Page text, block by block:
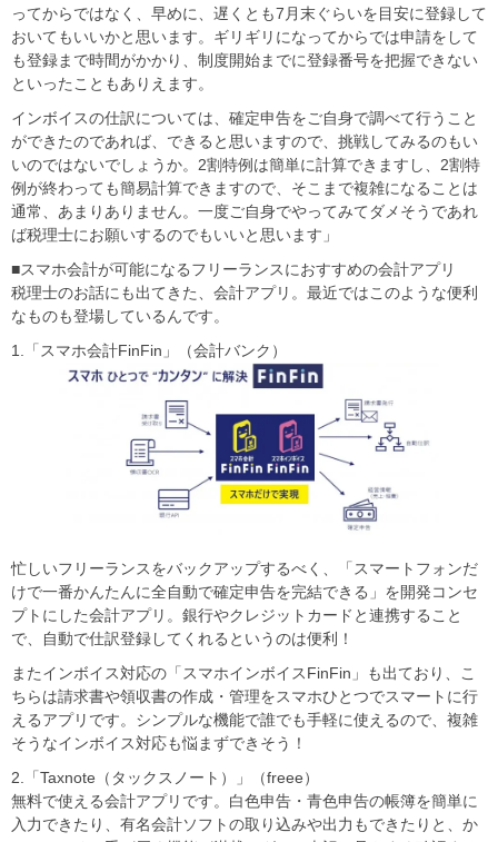
ってからではなく、早めに、遅くとも7月末ぐらいを目安に登録して
おいてもいいかと思います。ギリギリになってからでは申請をして
も登録まで時間がかかり、制度開始までに登録番号を把握できない
といったこともありえます。
インボイスの仕訳については、確定申告をご自身で調べて行うこと
ができたのであれば、できると思いますので、挑戦してみるのもい
いのではないでしょうか。2割特例は簡単に計算できますし、2割特
例が終わっても簡易計算できますので、そこまで複雑になることは
通常、あまりありません。一度ご自身でやってみてダメそうであれ
ば税理士にお願いするのでもいいと思います」
■スマホ会計が可能になるフリーランスにおすすめの会計アプリ
税理士のお話にも出てきた、会計アプリ。最近ではこのような便利
なものも登場しているんです。
1.「スマホ会計FinFin」（会計バンク）
忙しいフリーランスをバックアップするべく、「スマートフォンだ
けで一番かんたんに全自動で確定申告を完結できる」を開発コンセ
プトにした会計アプリ。銀行やクレジットカードと連携すること
で、自動で仕訳登録してくれるというのは便利！
またインボイス対応の「スマホインボイスFinFin」も出ており、こ
ちらは請求書や領収書の作成・管理をスマホひとつでスマートに行
えるアプリです。シンプルな機能で誰でも手軽に使えるので、複雑
そうなインボイス対応も悩まずできそう！
2.「Taxnote（タックスノート）」（freee）
無料で使える会計アプリです。白色申告・青色申告の帳簿を簡単に
入力できたり、有名会計ソフトの取り込みや出力もできたりと、か